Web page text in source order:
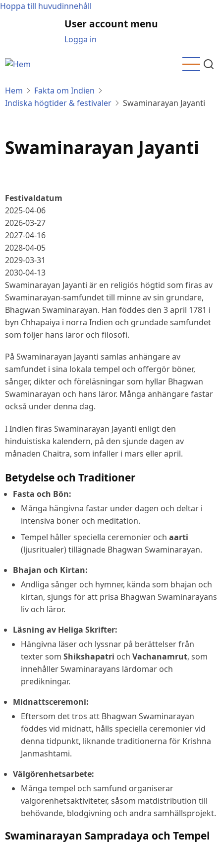
Hoppa till huvudinnehåll
User account menu
Logga in
Hem
Fakta om Indien
Indiska högtider & festivaler
Swaminarayan Jayanti
Swaminarayan Jayanti
Festivaldatum
2025-04-06
2026-03-27
2027-04-16
2028-04-05
2029-03-31
2030-04-13
Swaminarayan Jayanti är en religiös högtid som firas av
Swaminarayan-samfundet till minne av sin grundare,
Bhagwan Swaminarayan. Han föddes den 3 april 1781 i
byn Chhapaiya i norra Indien och grundade samfundet
som följer hans läror och filosofi.
På Swaminarayan Jayanti samlas anhängare av
samfundet i sina lokala tempel och offergör böner,
sånger, dikter och föreläsningar som hyllar Bhagwan
Swaminarayan och hans läror. Många anhängare fastar
också under denna dag.
I Indien firas Swaminarayan Jayanti enligt den
hinduistiska kalendern, på den sjunde dagen av
månaden Chaitra, som infaller i mars eller april.
Betydelse och Traditioner
Fasta och Bön:
Många hängivna fastar under dagen och deltar i
intensiva böner och meditation.
Tempel håller speciella ceremonier och aarti
(ljusritualer) tillägnade Bhagwan Swaminarayan.
Bhajan och Kirtan:
Andliga sånger och hymner, kända som bhajan och
kirtan, sjungs för att prisa Bhagwan Swaminarayans
liv och läror.
Läsning av Heliga Skrifter:
Hängivna läser och lyssnar på berättelser från
texter som Shikshapatri och Vachanamrut, som
innehåller Swaminarayans lärdomar och
predikningar.
Midnattsceremoni:
Eftersom det tros att Bhagwan Swaminarayan
föddes vid midnatt, hålls speciella ceremonier vid
denna tidpunkt, liknande traditionerna för Krishna
Janmashtami.
Välgörenhetsarbete:
Många tempel och samfund organiserar
välgörenhetsaktiviteter, såsom matdistribution till
behövande, blodgivning och andra samhällsprojekt.
Swaminarayan Sampradaya och Tempel